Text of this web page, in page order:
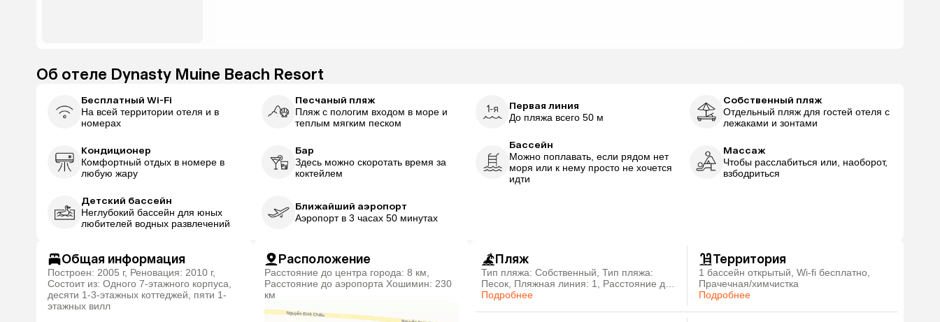
Об отеле Dynasty Muine Beach Resort
Бесплатный Wi-Fi
На всей территории отеля и в
номерах
Песчаный пляж
Пляж с пологим входом в море и
теплым мягким песком
Первая линия
До пляжа всего 50 м
Собственный пляж
Отдельный пляж для гостей отеля с
лежаками и зонтами
Кондиционер
Комфортный отдых в номере в
любую жару
Бар
Здесь можно скоротать время за
коктейлем
Бассейн
Можно поплавать, если рядом нет
моря или к нему просто не хочется
идти
Массаж
Чтобы расслабиться или, наоборот,
взбодриться
Детский бассейн
Неглубокий бассейн для юных
любителей водных развлечений
Ближайший аэропорт
Аэропорт в 3 часах 50 минутах
Общая информация
Построен: 2005 г, Реновация: 2010 г,
Состоит из: Одного 7-этажного корпуса,
десяти 1-3-этажных коттеджей, пяти 1-
этажных вилл
Расположение
Расстояние до центра города: 8 км,
Расстояние до аэропорта Хошимин: 230
км
Пляж
Тип пляжа: Собственный, Тип пляжа:
Песок, Пляжная линия: 1, Расстояние до
пляжа: 50 м
Подробнее
Территория
1 бассейн открытый, Wi-fi бесплатно,
Прачечная/химчистка
Подробнее